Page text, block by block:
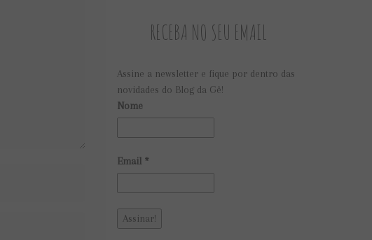
RECEBA NO SEU EMAIL
Assine a newsletter e fique por dentro das
novidades do Blog da Gê!
Nome
Email *